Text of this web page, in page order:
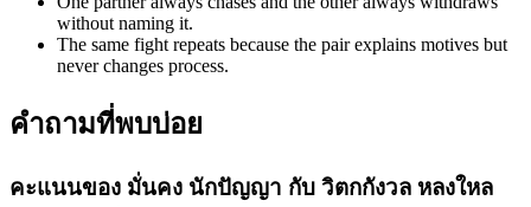
without naming it.
The same fight repeats because the pair explains motives but
never changes process.
คำถามที่พบบ่อย
คะแนนของ มั่นคง นักปัญญา กับ วิตกกังวล หลงใหล